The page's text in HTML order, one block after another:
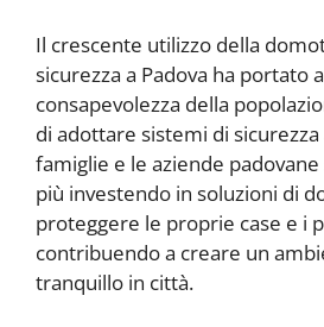
Il crescente utilizzo della
sicurezza a Padova ha portato
consapevolezza della
di adottare sistemi di sicurezza
famiglie e le aziende
più investendo in soluzioni di
proteggere le proprie case e i
contribuendo a creare un
tranquillo in città.